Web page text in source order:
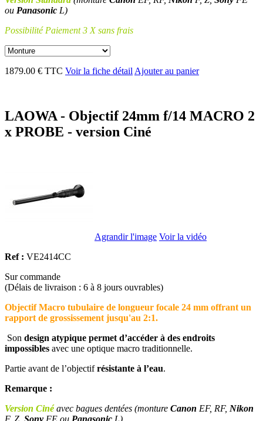
ou Panasonic L)
Possibilité Paiement 3 X sans frais
1879.00 € TTC Voir la fiche détail Ajouter au panier
LAOWA - Objectif 24mm f/14 MACRO 2
x PROBE - version Ciné
Agrandir l'image Voir la vidéo
Ref : VE2414CC
Sur commande
(Délais de livraison : 6 à 8 jours ouvrables)
Objectif Macro tubulaire de longueur focale 24 mm offrant un
rapport de grossissement jusqu'au 2:1.
Son design atypique permet d’accéder à des endroits
impossibles avec une optique macro traditionnelle.
Partie avant de l’objectifrésistante à l’eau.
Remarque :
Version Cinéavec bagues dentées (monture Canon EF, RF, Nikon
F, Z, Sony FE ou Panasonic L)